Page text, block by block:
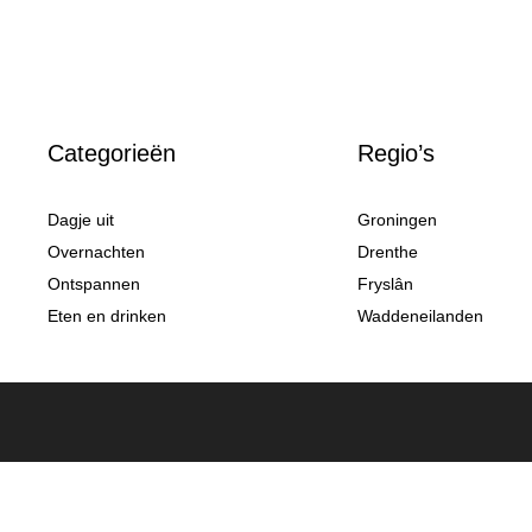
Categorieën
Dagje uit
Overnachten
Ontspannen
Eten en drinken
Regio’s
Groningen
Drenthe
Fryslân
Waddeneilanden